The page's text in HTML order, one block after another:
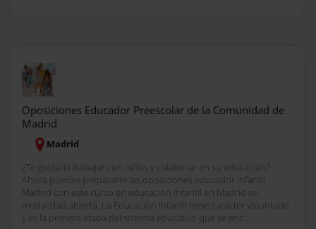
Oposiciones Educador Preescolar de la Comunidad de
Madrid
Madrid
¿Te gustaría trabajar con niños y colaborar en su educación?
Ahora puedes prepararte las oposiciones educador infantil
Madrid con este curso en educación infantil en Madrid en
modalidad abierta. La Educación Infantil tiene carácter voluntario
y es la primera etapa del sistema educativo que se enc... ....